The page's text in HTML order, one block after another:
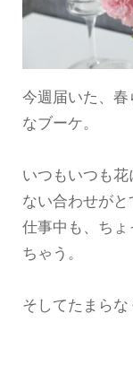
今週届いた、春
なブーケ。
いつもいつも
ない合わせが
仕事中も、ち
ちゃう。
そしてたまらな